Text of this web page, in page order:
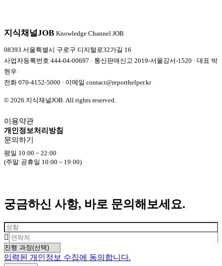
지식채널JOB Knowledge Channel JOB
08393 서울특별시 구로구 디지털로32가길 16
사업자등록번호 444-04-00697 · 통신판매신고 2019-서울강서-1520 · 대표 박
현우
전화 070-4152-5000 · 이메일 contact@reporthelper.kr
© 2026 지식채널JOB. All rights reserved.
이용약관
개인정보처리방침
문의하기
평일 10:00 ~ 22:00
(주말·공휴일 10:00 ~ 19:00)
궁금하신 사항, 바로 문의해보세요.
입력된 개인정보 수집에 동의합니다.